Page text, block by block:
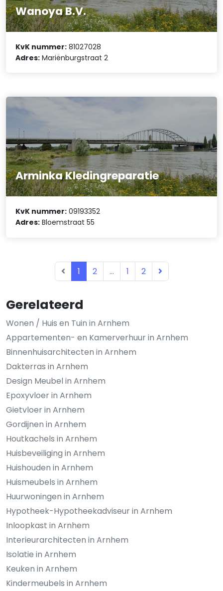
Gerelateerd
Wonen / Huis en Tuin in Arnhem
Appartementen- en Kamerverhuur in Arnhem
Binnenhuisarchitecten in Arnhem
Dakterras in Arnhem
Design Meubel in Arnhem
Epoxyvloer in Arnhem
Gietvloer in Arnhem
Gordijnen in Arnhem
Houtkachels in Arnhem
Huisbeveiliging in Arnhem
Huishouden in Arnhem
Huismeubels in Arnhem
Huurwoningen in Arnhem
Hypotheek-Hypotheekadviseur in Arnhem
Inloopkast in Arnhem
Interieurarchitecten in Arnhem
Isolatie in Arnhem
Keuken in Arnhem
Kindermeubels in Arnhem
Wanoya B.V.
KvK nummer: 81027028
Adres: Mariënburgstraat 2
Arminka Kledingreparatie
KvK nummer: 09193352
Adres: Bloemstraat 55
1 2 ... 1 2